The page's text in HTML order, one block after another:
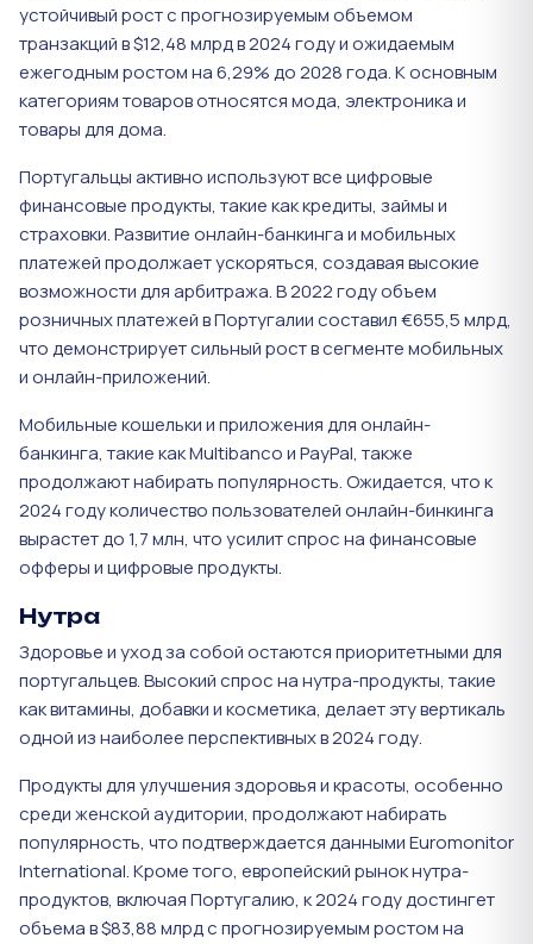
устойчивый рост с прогнозируемым объемом
транзакций в $12,48 млрд в 2024 году и ожидаемым
ежегодным ростом на 6,29% до 2028 года​. К основным
категориям товаров относятся мода, электроника и
товары для дома.
Португальцы активно используют все цифровые
финансовые продукты, такие как кредиты, займы и
страховки. Развитие онлайн-банкинга и мобильных
платежей продолжает ускоряться, создавая высокие
возможности для арбитража. В 2022 году объем
розничных платежей в Португалии составил €655,5 млрд,
что демонстрирует сильный рост в сегменте мобильных
и онлайн-приложений.
Мобильные кошельки и приложения для онлайн-
банкинга, такие как Multibanco и PayPal, также
продолжают набирать популярность. Ожидается, что к
2024 году количество пользователей онлайн-бинкинга
вырастет до 1,7 млн, что усилит спрос на финансовые
офферы и цифровые продукты​.
Нутра
Здоровье и уход за собой остаются приоритетными для
португальцев. Высокий спрос на нутра-продукты, такие
как витамины, добавки и косметика, делает эту вертикаль
одной из наиболее перспективных в 2024 году.
Продукты для улучшения здоровья и красоты, особенно
среди женской аудитории, продолжают набирать
популярность, что подтверждается данными Euromonitor
International. Кроме того, европейский рынок нутра-
продуктов, включая Португалию, к 2024 году достингет
объема в $83,88 млрд с прогнозируемым ростом на